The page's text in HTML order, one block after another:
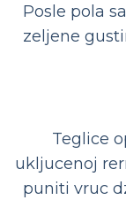
Posle pola
zeljene
Teglice
ukljucenoj
puniti vruc